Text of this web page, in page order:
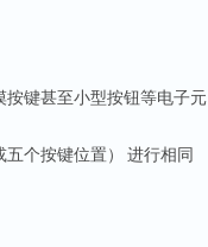
按键甚至小型按钮等电子元
五个按键位置）
进行相同